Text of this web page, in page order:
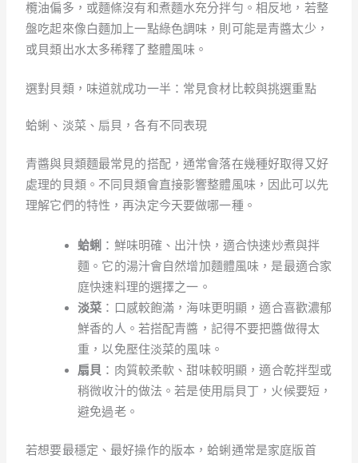
欖油偏多，或麵條沒有和煮麵水充分拌勻。相反地，若整
盤吃起來像白麵加上一點綠色調味，則可能是青醬太少，
或貝類出水太多稀釋了整體風味。
選對貝類，味道就成功一半：常見食材比較與挑選重點
蛤蜊、淡菜、扇貝，各有不同表現
青醬與貝類麵最常見的搭配，通常會落在幾種好取得又好
處理的貝類。不同貝類會直接影響整體風味，因此可以先
理解它們的特性，再決定今天要做哪一種。
蛤蜊 ：鮮味明確、出汁快，適合快速炒煮與拌
麵。它的湯汁會自然增加麵體風味，是最適合家
庭快速料理的選擇之一。
淡菜 ：口感較飽滿，海味更明顯，適合喜歡濃郁
鮮香的人。若搭配青醬，記得不要把醬做得太
重，以免壓住淡菜的風味。
扇貝 ：肉質較柔軟、甜味較明顯，適合乾拌型或
稍微收汁的做法。若是使用扇貝丁，火候要短，
避免過老。
若想要最穩定、最好操作的版本，蛤蜊通常是家庭版首